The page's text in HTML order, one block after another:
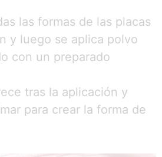
las formas de las placas
y luego se aplica polvo
con un preparado
tras la aplicación y
para crear la forma de